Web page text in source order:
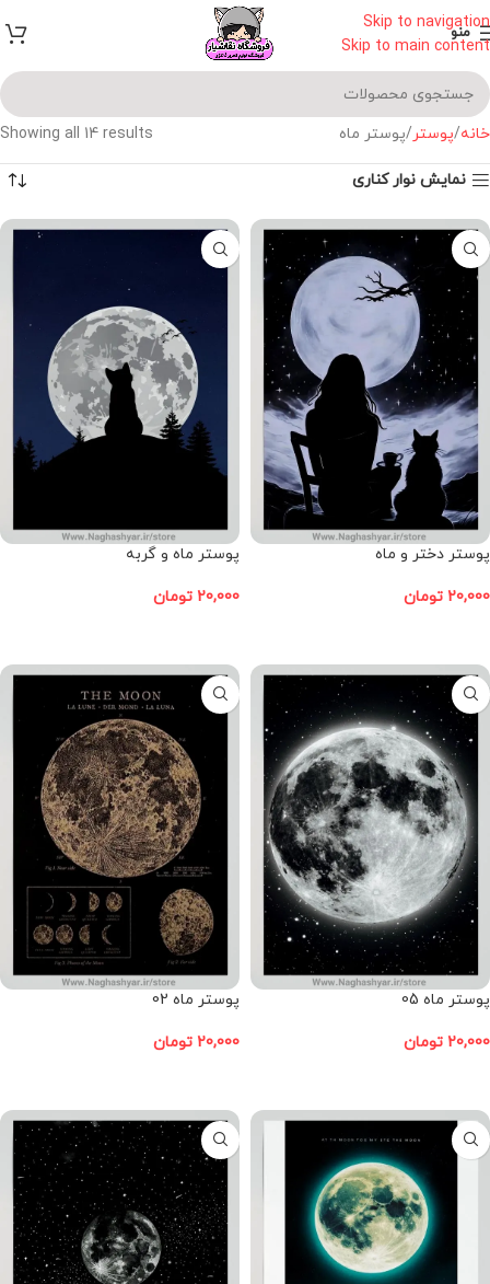
Skip to navigation
Skip to main content
منو
خانه پوستر پوستر ماه Showing all 14 results
نمایش نوار کناری
پوستر دختر و ماه
20,000 تومان
پوستر ماه و گربه
20,000 تومان
پوستر ماه 05
20,000 تومان
پوستر ماه 02
20,000 تومان